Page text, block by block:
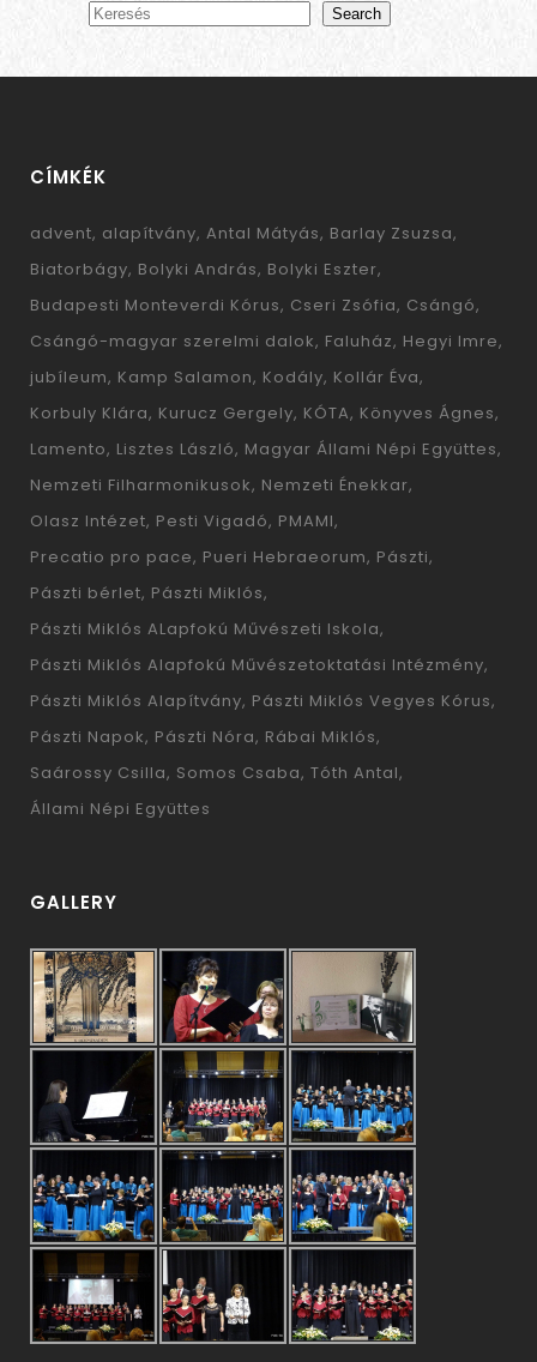
Search
CÍMKÉK
advent alapítvány Antal Mátyás Barlay Zsuzsa
Biatorbágy Bolyki András Bolyki Eszter
Budapesti Monteverdi Kórus Cseri Zsófia Csángó
Csángó-magyar szerelmi dalok Faluház Hegyi Imre
jubíleum Kamp Salamon Kodály Kollár Éva
Korbuly Klára Kurucz Gergely KÓTA Könyves Ágnes
Lamento Lisztes László Magyar Állami Népi Együttes
Nemzeti Filharmonikusok Nemzeti Énekkar
Olasz Intézet Pesti Vigadó PMAMI
Precatio pro pace Pueri Hebraeorum Pászti
Pászti bérlet Pászti Miklós
Pászti Miklós ALapfokú Művészeti Iskola
Pászti Miklós Alapfokú Művészetoktatási Intézmény
Pászti Miklós Alapítvány Pászti Miklós Vegyes Kórus
Pászti Napok Pászti Nóra Rábai Miklós
Saárossy Csilla Somos Csaba Tóth Antal
Állami Népi Együttes
GALLERY